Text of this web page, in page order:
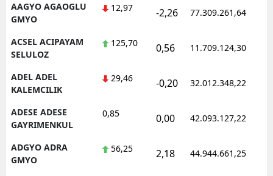
AAGYO AGAOGLU
GMYO
12,97 -2,26 77.309.261,64
ACSEL ACIPAYAM
SELULOZ
125,70 0,56 11.709.124,30
ADEL ADEL
KALEMCILIK
29,46 -0,20 32.012.348,22
ADESE ADESE
GAYRIMENKUL
0,85 0,00 42.093.127,22
ADGYO ADRA
GMYO
56,25 2,18 44.944.661,25